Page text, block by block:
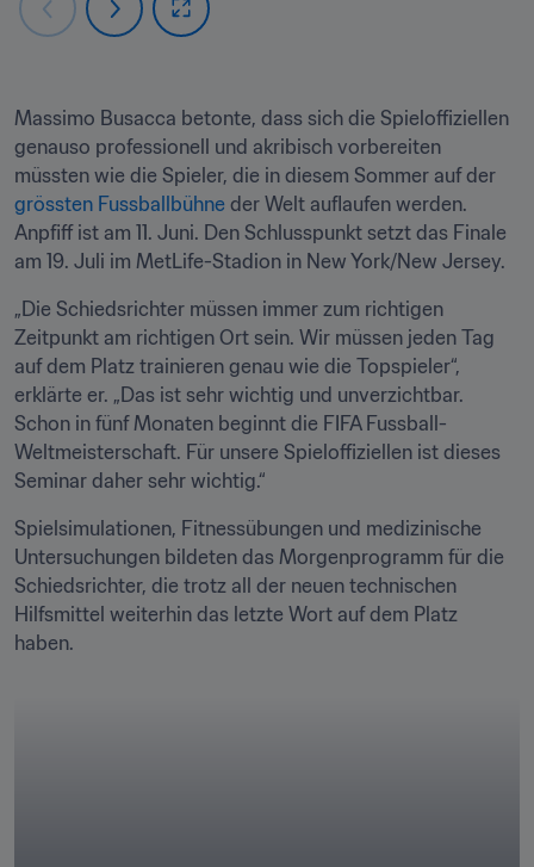
Massimo Busacca betonte, dass sich die Spieloffiziellen
genauso professionell und akribisch vorbereiten
grössten Fussballbühne der Welt auflaufen werden.
Anpfiff ist am 11. Juni. Den Schlusspunkt setzt das Finale
am 19. Juli im MetLife-Stadion in New York/New Jersey.
„Die Schiedsrichter müssen immer zum richtigen
Zeitpunkt am richtigen Ort sein. Wir müssen jeden Tag
auf dem Platz trainieren genau wie die Topspieler“,
erklärte er. „Das ist sehr wichtig und unverzichtbar.
Schon in fünf Monaten beginnt die FIFA Fussball-
Weltmeisterschaft. Für unsere Spieloffiziellen ist dieses
Seminar daher sehr wichtig.“
Spielsimulationen, Fitnessübungen und medizinische
Untersuchungen bildeten das Morgenprogramm für die
Schiedsrichter, die trotz all der neuen technischen
Hilfsmittel weiterhin das letzte Wort auf dem Platz
haben.